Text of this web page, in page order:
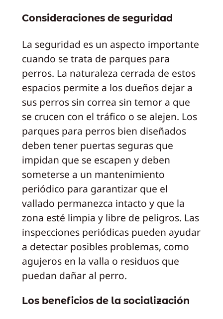
Consideraciones de seguridad
La seguridad es un aspecto importante
cuando se trata de parques para
perros. La naturaleza cerrada de estos
espacios permite a los dueños dejar a
sus perros sin correa sin temor a que
se crucen con el tráfico o se alejen. Los
parques para perros bien diseñados
deben tener puertas seguras que
impidan que se escapen y deben
someterse a un mantenimiento
periódico para garantizar que el
vallado permanezca intacto y que la
zona esté limpia y libre de peligros. Las
inspecciones periódicas pueden ayudar
a detectar posibles problemas, como
agujeros en la valla o residuos que
puedan dañar al perro.
Los beneficios de la socialización